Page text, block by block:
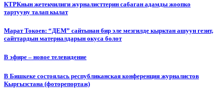
КТРКнын жетекчилиги журналисттерин сабаган адамды жоопко
тартууну талап кылат
Марат Токоев: “ДЕМ” сайтынан бир эле мезгилде кырктан ашуун гезит,
сайттардын материалдарын окуса болот
В эфире – новое телевидение
В Бишкеке состоялась республиканская конференция журналистов
Кыргызстана (фоторепортаж)